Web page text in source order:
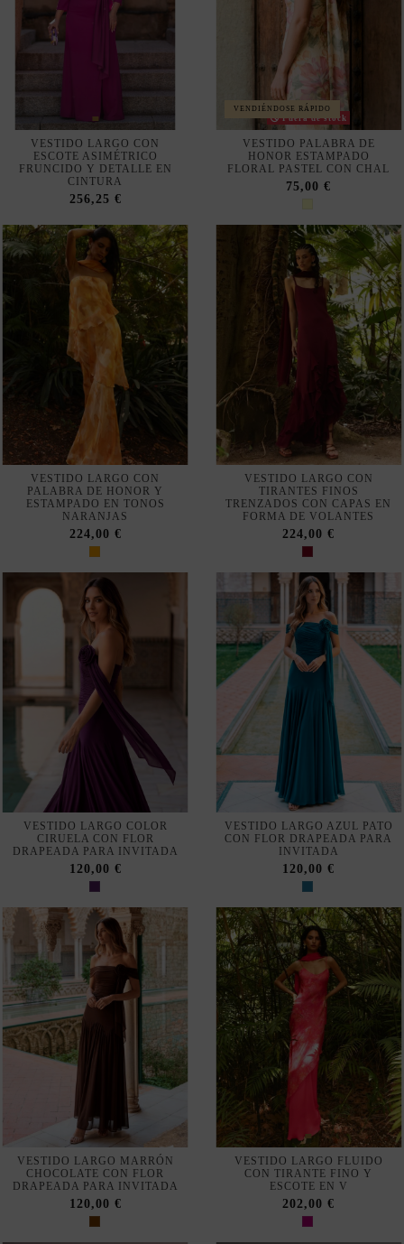
VESTIDO LARGO CON
ESCOTE ASIMÉTRICO
FRUNCIDO Y DETALLE EN
CINTURA
256,25 €
VENDIÉNDOSE RÁPIDO
Fuera de stock
VESTIDO PALABRA DE
HONOR ESTAMPADO
FLORAL PASTEL CON CHAL
75,00 €
VESTIDO LARGO CON
PALABRA DE HONOR Y
ESTAMPADO EN TONOS
NARANJAS
224,00 €
VESTIDO LARGO CON
TIRANTES FINOS
TRENZADOS CON CAPAS EN
FORMA DE VOLANTES
224,00 €
VESTIDO LARGO COLOR
CIRUELA CON FLOR
DRAPEADA PARA INVITADA
120,00 €
VESTIDO LARGO AZUL PATO
CON FLOR DRAPEADA PARA
INVITADA
120,00 €
VESTIDO LARGO MARRÓN
CHOCOLATE CON FLOR
DRAPEADA PARA INVITADA
120,00 €
VESTIDO LARGO FLUIDO
CON TIRANTE FINO Y
ESCOTE EN V
202,00 €